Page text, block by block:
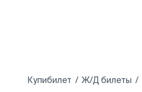
Купибилет Ж/Д билеты